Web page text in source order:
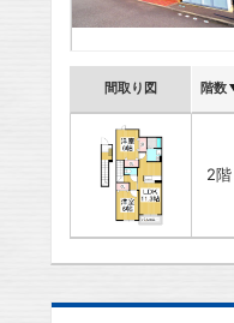
間取り図 階数
2階